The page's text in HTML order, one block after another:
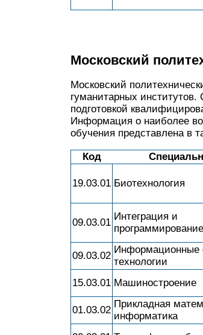
Московский
Московский
гуманитарных
подготовкой
Информация о наиболее
обучения представлена в
Код
19.03.01 Биотехнология
09.03.01
Интеграция и
09.03.02
Информационные
технологии
15.03.01 Машиностроение
01.03.02
Прикладная
информатика